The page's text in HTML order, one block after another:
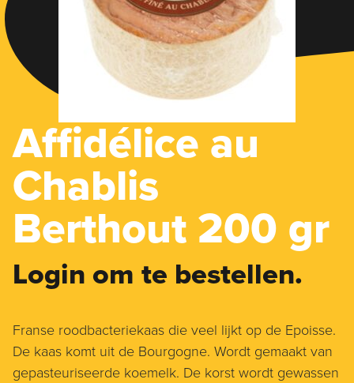
Affidélice au
Chablis
Berthout 200 gr
Login om te bestellen.
Franse roodbacteriekaas die veel lijkt op de Epoisse.
De kaas komt uit de Bourgogne. Wordt gemaakt van
gepasteuriseerde koemelk. De korst wordt gewassen